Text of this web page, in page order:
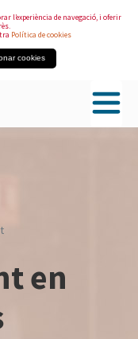
l’experiència de navegació, i oferir
Política de cookies
cookies
en